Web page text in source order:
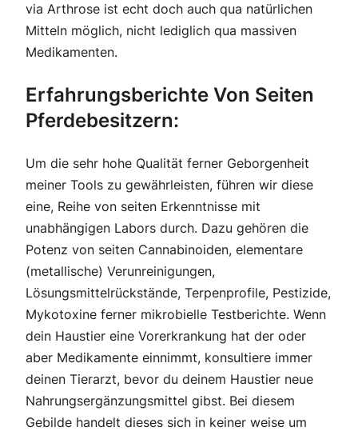
via Arthrose ist echt doch auch qua natürlichen
Mitteln möglich, nicht lediglich qua massiven
Medikamenten.
Erfahrungsberichte Von Seiten
Pferdebesitzern:
Um die sehr hohe Qualität ferner Geborgenheit
meiner Tools zu gewährleisten, führen wir diese
eine, Reihe von seiten Erkenntnisse mit
unabhängigen Labors durch. Dazu gehören die
Potenz von seiten Cannabinoiden, elementare
(metallische) Verunreinigungen,
Lösungsmittelrückstände, Terpenprofile, Pestizide,
Mykotoxine ferner mikrobielle Testberichte. Wenn
dein Haustier eine Vorerkrankung hat der oder
aber Medikamente einnimmt, konsultiere immer
deinen Tierarzt, bevor du deinem Haustier neue
Nahrungsergänzungsmittel gibst. Bei diesem
Gebilde handelt dieses sich in keiner weise um